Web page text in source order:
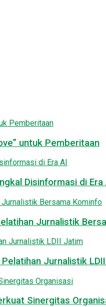
untuk Pemberitaan
Disinformasi di Era
Jurnalistik
Jurnalistik
Sinergitas